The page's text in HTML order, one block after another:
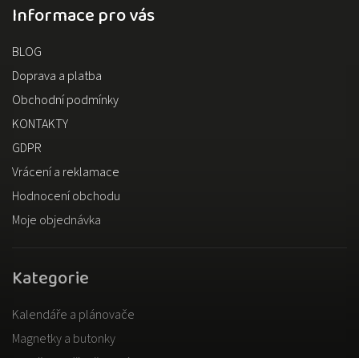
Kategorie
Kalendáře a plánovače
Magnetky a butonky
Informace pro vás
BLOG
Doprava a platba
Obchodní podmínky
KONTAKTY
GDPR
Vrácení a reklamace
Hodnocení obchodu
Moje objednávka